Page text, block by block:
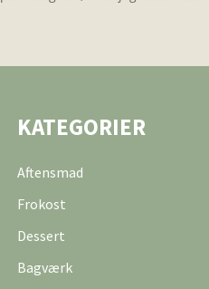
KATEGORIER
Aftensmad
Frokost
Dessert
Bagværk